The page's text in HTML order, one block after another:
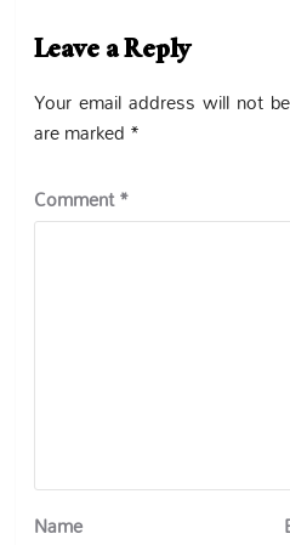
Leave a Reply
Your email address will not
are marked *
Comment*
Name